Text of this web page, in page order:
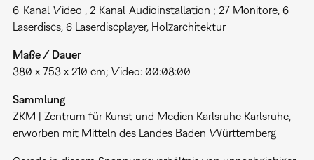
6-Kanal-Video-, 2-Kanal-Audioinstallation ; 27 Monitore, 6
Laserdiscs, 6 Laserdiscplayer, Holzarchitektur
Maße / Dauer
380 x 753 x 210 cm; Video: 00:08:00
Sammlung
ZKM | Zentrum für Kunst und Medien Karlsruhe Karlsruhe,
erworben mit Mitteln des Landes Baden-Württemberg